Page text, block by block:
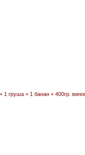
груша + 1 банан + 400гр.